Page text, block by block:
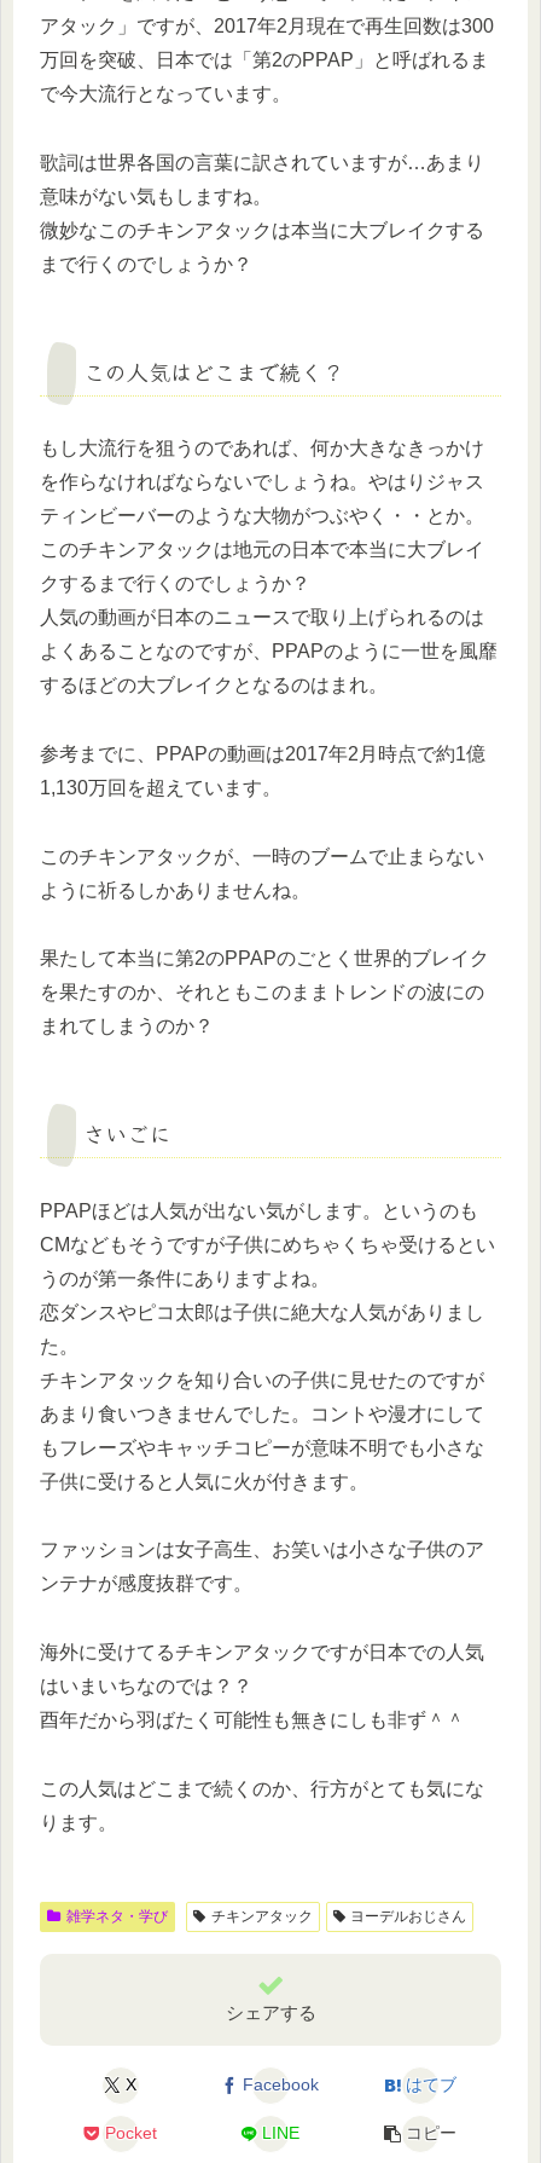
アタック」ですが、2017年2月現在で再生回数は300
万回を突破、日本では「第2のPPAP」と呼ばれるま
で今大流行となっています。
歌詞は世界各国の言葉に訳されていますが…あまり
意味がない気もしますね。
微妙なこのチキンアタックは本当に大ブレイクする
まで行くのでしょうか？
この人気はどこまで続く？
もし大流行を狙うのであれば、何か大きなきっかけ
を作らなければならないでしょうね。やはりジャス
ティンビーバーのような大物がつぶやく・・とか。
このチキンアタックは地元の日本で本当に大ブレイ
クするまで行くのでしょうか？
人気の動画が日本のニュースで取り上げられるのは
よくあることなのですが、PPAPのように一世を風靡
するほどの大ブレイクとなるのはまれ。
参考までに、PPAPの動画は2017年2月時点で約1億
1,130万回を超えています。
このチキンアタックが、一時のブームで止まらない
ように祈るしかありませんね。
果たして本当に第2のPPAPのごとく世界的ブレイク
を果たすのか、それともこのままトレンドの波にの
まれてしまうのか？
さいごに
PPAPほどは人気が出ない気がします。というのも
CMなどもそうですが子供にめちゃくちゃ受けるとい
うのが第一条件にありますよね。
恋ダンスやピコ太郎は子供に絶大な人気がありまし
た。
チキンアタックを知り合いの子供に見せたのですが
あまり食いつきませんでした。コントや漫才にして
もフレーズやキャッチコピーが意味不明でも小さな
子供に受けると人気に火が付きます。
ファッションは女子高生、お笑いは小さな子供のア
ンテナが感度抜群です。
海外に受けてるチキンアタックですが日本での人気
はいまいちなのでは？？
酉年だから羽ばたく可能性も無きにしも非ず＾＾
この人気はどこまで続くのか、行方がとても気にな
ります。
雑学ネタ・学び チキンアタック ヨーデルおじさん
シェアする
X Facebook はてブ
Pocket LINE コピー